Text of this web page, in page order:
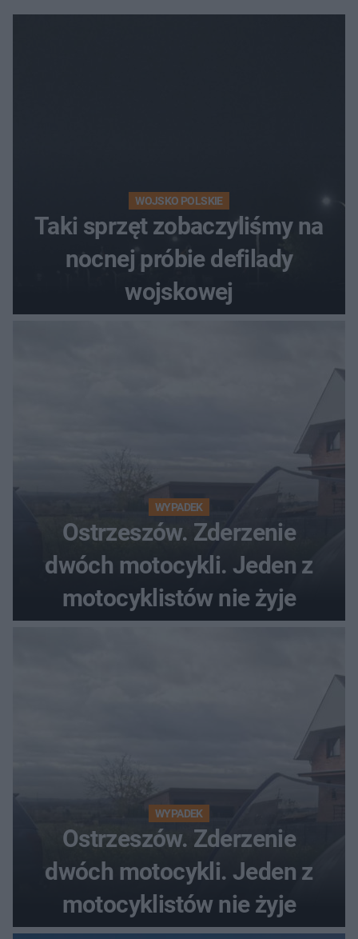
WOJSKO POLSKIE
Taki sprzęt zobaczyliśmy na
nocnej próbie defilady
wojskowej
WYPADEK
Ostrzeszów. Zderzenie
dwóch motocykli. Jeden z
motocyklistów nie żyje
WYPADEK
Ostrzeszów. Zderzenie
dwóch motocykli. Jeden z
motocyklistów nie żyje